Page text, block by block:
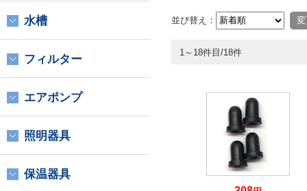
並び替え：
1～18件目/18件
水槽
フィルター
エアポンプ
照明器具
保温器具